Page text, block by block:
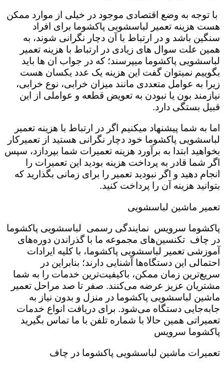
با توجه به وضع اقتصادی موجود در خیلی از موارد ممکن
هست هزینه تعمیر لباسشویی پاکشوما برای افراد
سنگین باشد و در ارتباط با آن دچار نگرانی شوند، به
همین علت سوال های زیادی در ارتباط با هزینه تعمیر
لباسشویی پاکشوما میپرسند؛ که در جواب ان ها باید
بگوییم نمیتوان گفت این هزینه یک عدد یکسان هست
زیرا به عوامل متعددی مانند میزان خرابی، نوع خرابی،
نیازمند بون یا نبودن به تعویض قطعه و عواملی از این
قبیل بستگی دارد.
اما به شما پیشنهاد میکنیم اگر در ارتباط با هزینه تعمیر
لباسشویی پاکشوما خود دچار نگرانی هستید از تعمیرکار
بخواهید ابتدا به برآورد هزینه تعمیرات شما بپردازد، سپس
اگر شما قادر به پرداخت هزینه بودید این تعمیرات را
انجام دهید و اگر نبودید تعمیر را برای زمانی بگذارید که
بتوانید هزینه آن را پرداخت کنید.
تعمیر ماشین لباسشویی
پاکشوما سرویس نمایندگی رسمی لباسشویی پاکشوما
در چاف تکنسین‌های مجموعه ما با گذراندن دوره‌های
آموزشی تعمیر لباسشویی پاکشوما، با کلیه ایرادات
احتمالی این دستگاه‌ها آشنایی دارند؛ بنابراین در
سریع‌ترین زمان ممکن، باکیفیت‌ترین خدمات را به شما
مشتریان عزیز عرضه می‌کنند. صفر تا صد مراحل تعمیر
ماشین لباسشویی پاکشوما در منزل و بدون نیاز به
جابه‌جایی دستگاه می‌شود. برای دریافت انواع خدمات
تعمیراتی همین حالا با شماره تلفن با ما تماس بگیرید
پاکشوما سرویس
تعمیرات ماشین لباسشویی پاکشوما در چاف